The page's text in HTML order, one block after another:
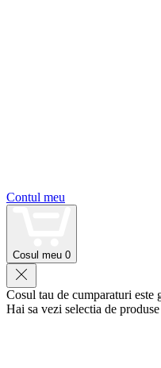
Contul meu
Cosul meu 0
Cosul tau de cumparaturi este
Hai sa vezi selectia de